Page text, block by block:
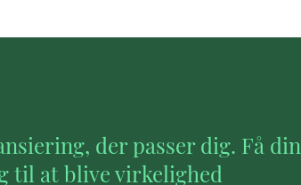
der passer dig. Få din
til at blive virkelighed